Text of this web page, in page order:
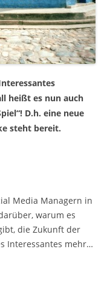
heißt es nun auch
D.h. eine neue
steht bereit.
Media Managern in
warum es
die Zukunft der
Interessantes mehr…